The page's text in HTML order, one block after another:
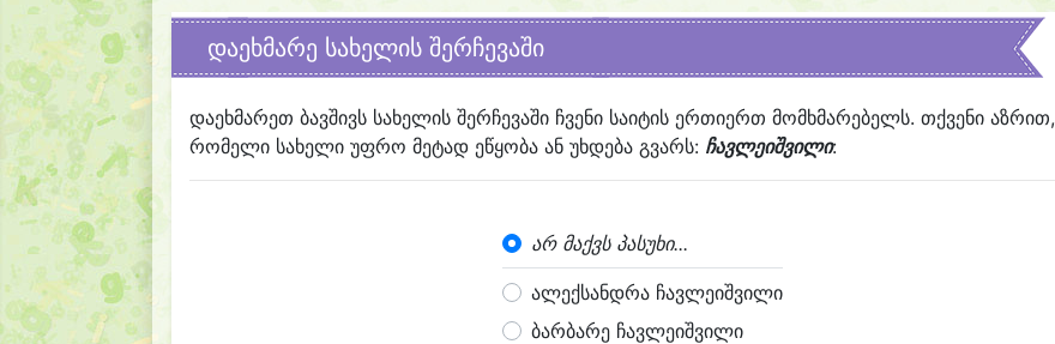
დაეხმარე სახელის შერჩევაში
დაეხმარეთ ბავშივს სახელის შერჩევაში ჩვენი საიტის ერთიერთ მომხმარებელს. თქვენი აზრით,
რომელი სახელი უფრო მეტად ეწყობა ან უხდება გვარს: ჩავლეიშვილი:
არ მაქვს პასუხი...
ალექსანდრა ჩავლეიშვილი
ბარბარე ჩავლეიშვილი